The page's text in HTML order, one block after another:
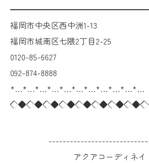
福岡市中央区西中洲1-13
福岡市城南区七隈2丁目2-25
0120-85-6627
092-874-8888
*…*…*…*…*…*…*…*…*…*…*…
アクアコーディネイ